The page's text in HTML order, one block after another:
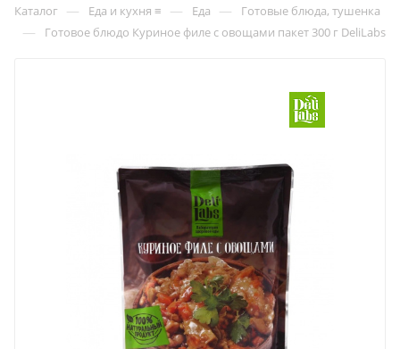
Каталог — Еда и кухня ≡ — Еда — Готовые блюда, тушенка
— Готовое блюдо Куриное филе с овощами пакет 300 г DeliLabs